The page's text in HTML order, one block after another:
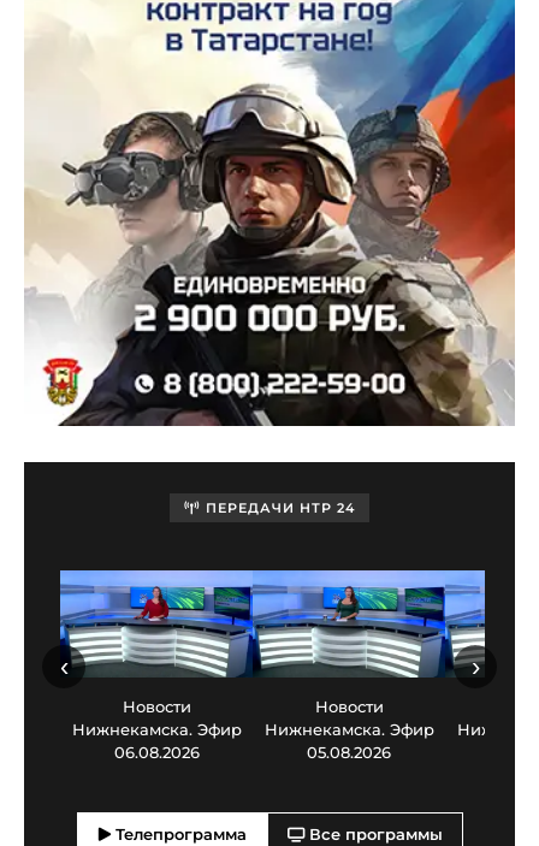
ПЕРЕДАЧИ НТР 24
Новости
Нижнекамска. Эфир
06.08.2026
Новости
Нижнекамска. Эфир
05.08.2026
‹ ›
Телепрограмма Все программы